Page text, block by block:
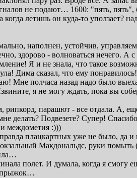
не подают… 1600: "пять,
когда летишь он куда-то уползает?
наполнен, устойчив,
здорово - волноваться нечего. А
Я и не знала, что такое
Дима сказал, что ему
Мне полчаса назад надо было
я не могу ждать, пока вы
рипкорд, парашют - все отдала. А,
делать? Подвезете? Супер!
междометия :)))
плацкартных уже не было, да
Макдональдс, руки
полет. И думала, когда я смогу
прыжок…